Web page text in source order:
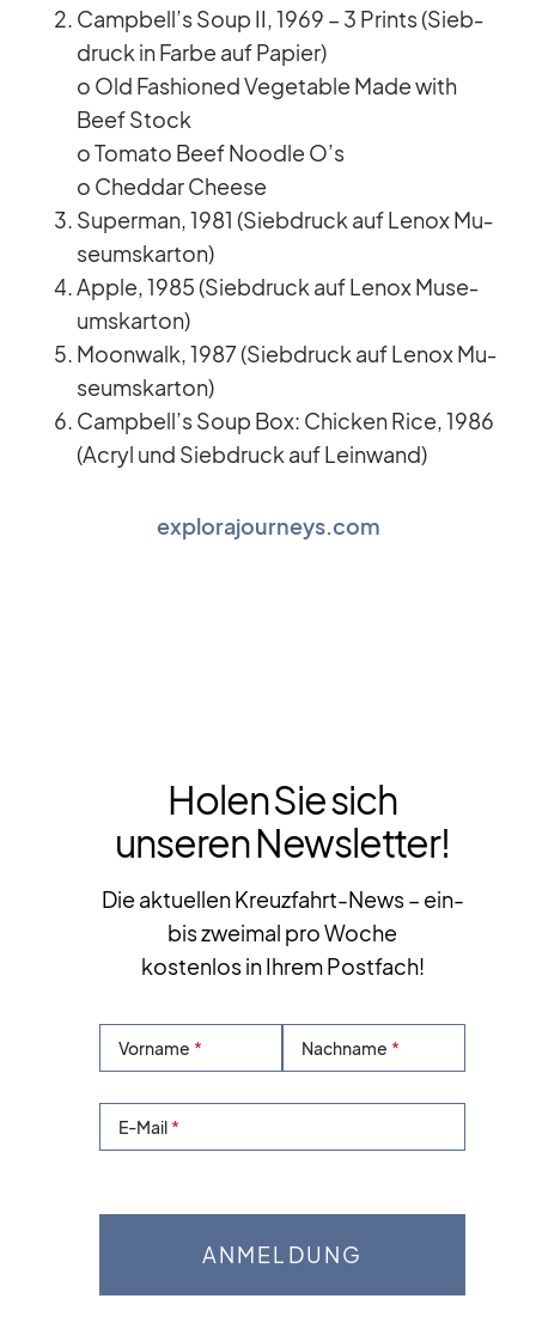
Campbell’s Soup II, 1969 – 3 Prints (Sieb­
druck in Farbe auf Pa­pier)
o Old Fa­shio­ned Ve­ge­ta­ble Made with
Beef Stock
o To­mato Beef Noodle O’s
o Ched­dar Cheese
Su­per­man, 1981 (Sieb­druck auf Lenox Mu­
se­ums­kar­ton)
Ap­ple, 1985 (Sieb­druck auf Lenox Mu­se­
ums­kar­ton)
Moon­walk, 1987 (Sieb­druck auf Lenox Mu­
se­ums­kar­ton)
Campbell’s Soup Box: Chi­cken Rice, 1986
(Acryl und Sieb­druck auf Lein­wand)
explorajourneys.com
Holen Sie sich
unseren Newsletter!
Die aktuellen Kreuzfahrt-News – ein-
bis zweimal pro Woche
kostenlos in Ihrem Postfach!
Vorname Nachname
E-Mail